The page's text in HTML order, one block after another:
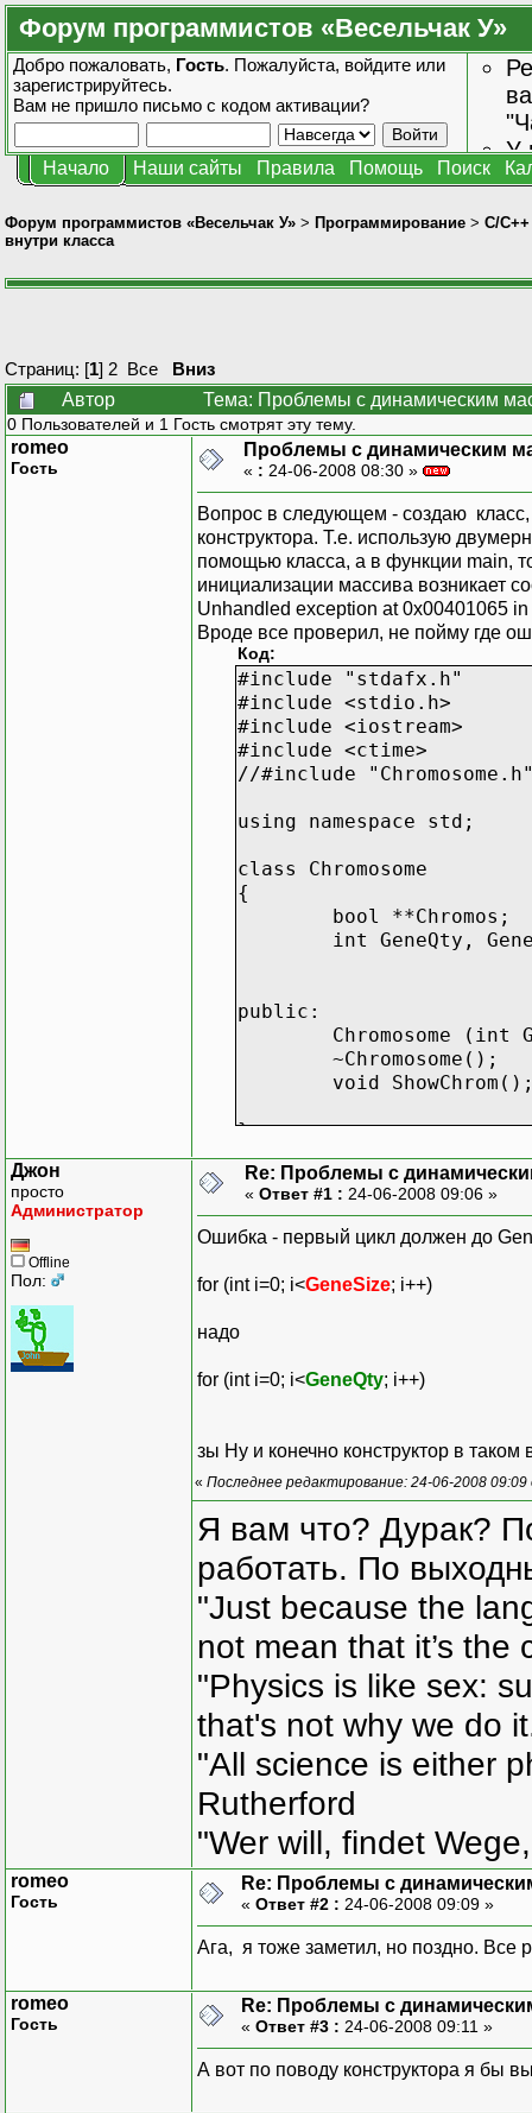
Форум программистов «Весельчак У»
Добро пожаловать, Гость. Пожалуйста, войдите или
зарегистрируйтесь.
Вам не пришло письмо с кодом активации?
У
Начало Наши сайты Правила Помощь Поиск
Форум программистов «Весельчак У» > Программирование > C/C++
внутри класса
Страниц: [1] 2 Все
Вниз
Автор
Тема: Проблемы с динамическим
0 Пользователей и 1 Гость смотрят эту тему.
romeo
Гость
Проблемы с динамическим
« : 24-06-2008 08:30 »
Вопрос в следующем - создаю
конструктора. Т.е. использую
помощью класса, а в функции main,
инициализации массива возникает
Unhandled exception at 0x00401065
Вроде все проверил, не пойму где
Код:
#include "stdafx.h"
#include <stdio.h>
#include <iostream>
#include <ctime>
//#include
using namespace std;
class Chromosome
{
bool **Chromos;
int GeneQty,
public:
Chromosome
~Chromosome();
void
};
{
GeneQty = GQty;
Chromos = new
for (int i=0;
for (int l=0;
};
{
for(int i=0;
delete []
}
void
{
cout<<"Cromosome
for (int i=0;
{
for (int j=0;
cout<<" ";
}
};
{
int r=5, z=4;
Chromosome
}
Джон
просто
Администратор
Offline
Пол:
Re: Проблемы с
« Ответ #1 : 24-06-2008 09:06 »
Ошибка - первый цикл должен до
for (int i=0; i<GeneSize; i++)
надо
for (int i=0; i<GeneQty; i++)
зы Ну и конечно конструктор в
« Последнее редактирование: 24-06-2008
Я вам что? Дурак?
работать. По
"Just because the
not mean that it’s the
"Physics is like sex:
that's not why we do
"All science is either
Rutherford
"Wer will, findet
romeo
Гость
Re: Проблемы с
« Ответ #2 : 24-06-2008 09:09 »
Ага, я тоже заметил, но поздно. Все
romeo
Гость
Re: Проблемы с
« Ответ #3 : 24-06-2008 09:11 »
А вот по поводу конструктора я бы